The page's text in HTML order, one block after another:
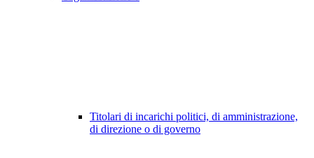
Titolari di incarichi politici, di amministrazione,
di direzione o di governo